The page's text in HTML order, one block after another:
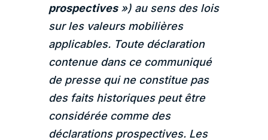
prospectives») au sens des lois
sur les valeurs mobilières
applicables. Toute déclaration
contenue dans ce communiqué
de presse qui ne constitue pas
des faits historiques peut être
considérée comme des
déclarations prospectives. Les